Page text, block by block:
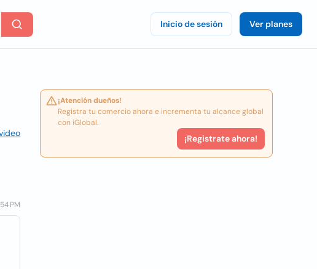
Inicio de sesión Ver planes
PM
¡Atención dueños!
Registra tu comercio ahora e incrementa tu alcance global
con iGlobal.
¡Registrate ahora!